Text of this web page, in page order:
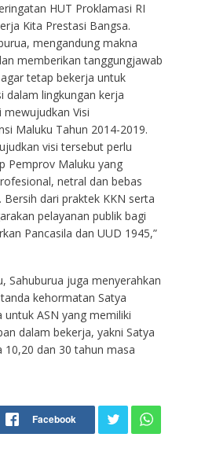
HUT Proklamasi RI
Kita Prestasi Bangsa.
mengandung makna
memberikan tanggungjawab
tetap bekerja untuk
dalam lingkungan kerja
Visi
Maluku Tahun 2014-2019.
visi tersebut perlu
Pemprov Maluku yang
netral dan bebas
Bersih dari praktek KKN serta
pelayanan publik bagi
Pancasila dan UUD 1945,”
Sahuburua juga menyerahkan
kehormatan Satya
untuk ASN yang memiliki
dalam bekerja, yakni Satya
10,20 dan 30 tahun masa